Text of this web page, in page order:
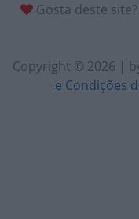
Gosta deste
Copyright © 2026 |
e Condições